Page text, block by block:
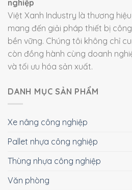
nghiệp
Việt Xanh Industry là thương
mang đến giải pháp thiết bị
bền vững. Chúng tôi không chỉ
còn đồng hành cùng doanh
và tối ưu hóa sản xuất.
DANH MỤC SẢN PHẨM
Xe nâng công nghiệp
Pallet nhựa công nghiệp
Thùng nhựa công nghiệp
Văn phòng